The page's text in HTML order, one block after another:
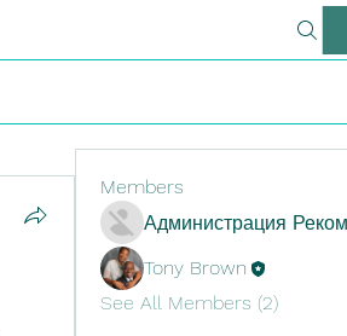
Members
Администрация
Tony Brown
See All Members (2)